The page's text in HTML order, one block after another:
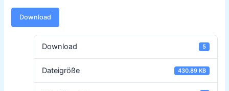
Download
Download 5
Dateigröße 430.89 KB